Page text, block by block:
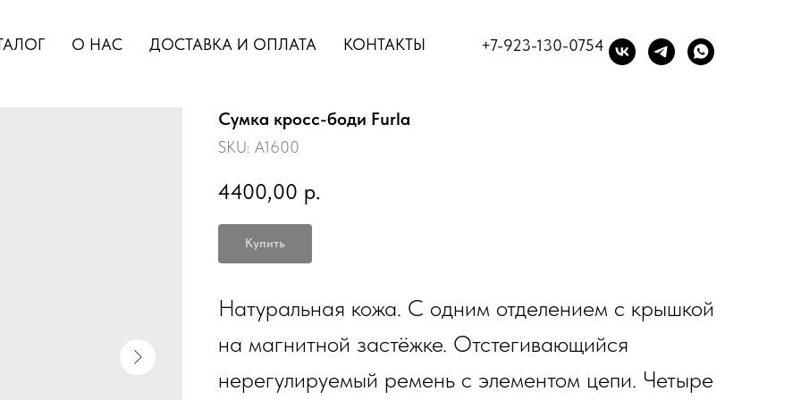
О НАС ДОСТАВКА И ОПЛАТА КОНТАКТЫ +7-923-130-0754
Сумка кросс-боди Furla
SKU: A1600
4400,00 р.
Купить
Натуральная кожа. С одним отделением с крышкой
на магнитной застёжке. Отстегивающийся
нерегулируемый ремень с элементом цепи. Четыре